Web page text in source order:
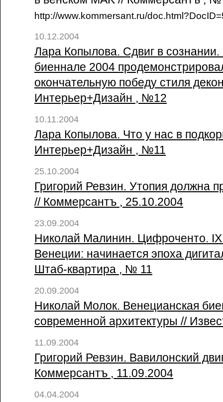
http://www.kommersant.ru/
10.12.2004
Лара Копылова. Сдвиг в
биеннале 2004
окончательную победу стиля
Интерьер+Дизайн , №12
10.11.2004
Лара Копылова. Что у нас в
Интерьер+Дизайн , №11
25.10.2004
Григорий Ревзин. Утопия должна
// Коммерсантъ , 25.10.2004
23.09.2004
Николай Малинин. Цифроченто.
Венеции: начинается эпоха
Штаб-квартира , № 11
20.09.2004
Николай Молок. Венецианская
современной архитектуры //
11.09.2004
Григорий Ревзин. Вавилонский
Коммерсантъ , 11.09.2004
04.04.2004